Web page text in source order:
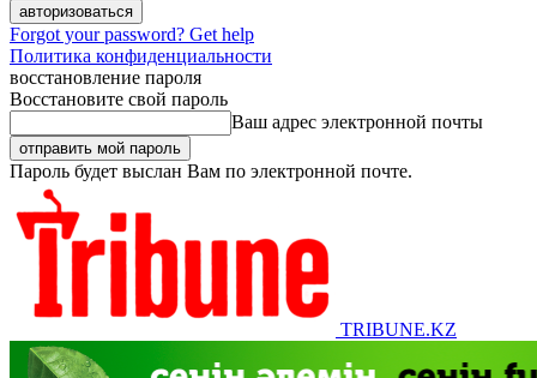
Forgot your password? Get help
Политика конфиденциальности
восстановление пароля
Восстановите свой пароль
Ваш адрес электронной почты
Пароль будет выслан Вам по электронной почте.
TRIBUNE.KZ